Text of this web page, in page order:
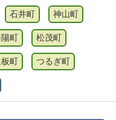
石井町 神山町
町 松茂町
板町 つるぎ町